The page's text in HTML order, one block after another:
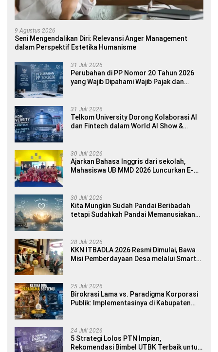
9 Agustus 2026
Seni Mengendalikan Diri: Relevansi Anger Management
dalam Perspektif Estetika Humanisme
31 Juli 2026
Perubahan di PP Nomor 20 Tahun 2026
yang Wajib Dipahami Wajib Pajak dan
31 Juli 2026
Telkom University Dorong Kolaborasi AI
dan Fintech dalam World AI Show &
30 Juli 2026
Ajarkan Bahasa Inggris dari sekolah,
Mahasiswa UB MMD 2026 Luncurkan E-
30 Juli 2026
Kita Mungkin Sudah Pandai Beribadah
tetapi Sudahkah Pandai Memanusiakan
28 Juli 2026
KKN ITBADLA 2026 Resmi Dimulai, Bawa
Misi Pemberdayaan Desa melalui Smart
25 Juli 2026
Birokrasi Lama vs. Paradigma Korporasi
Publik: Implementasinya di Kabupaten
24 Juli 2026
5 Strategi Lolos PTN Impian,
Rekomendasi Bimbel UTBK Terbaik untuk